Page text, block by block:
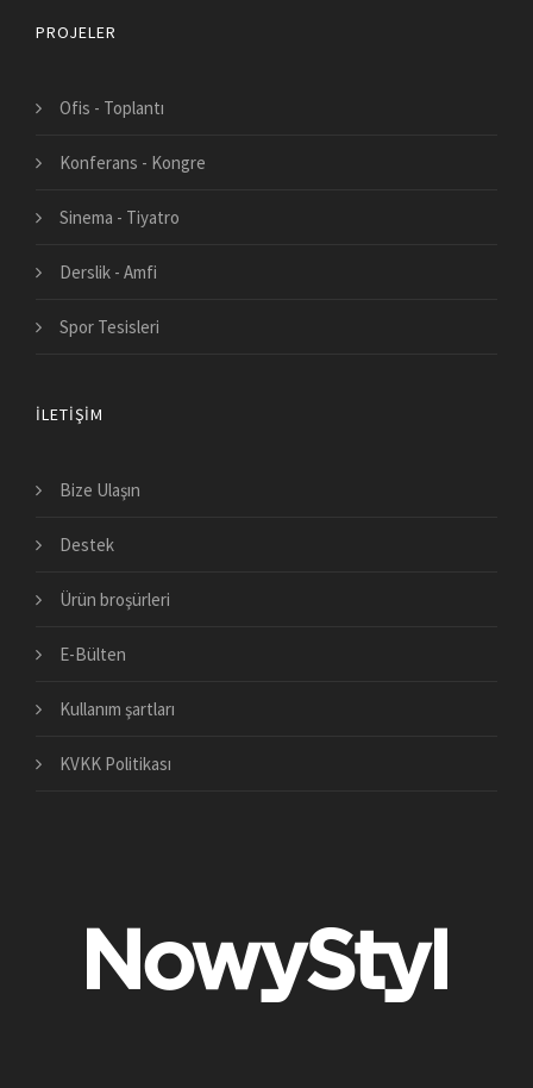
PROJELER
Ofis - Toplantı
Konferans - Kongre
Sinema - Tiyatro
Derslik - Amfi
Spor Tesisleri
İLETIŞIM
Bize Ulaşın
Destek
Ürün broşürleri
E-Bülten
Kullanım şartları
KVKK Politikası